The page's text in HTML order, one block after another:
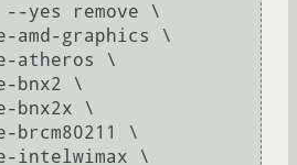
yes remove \